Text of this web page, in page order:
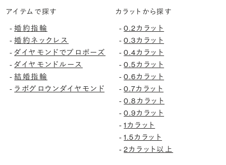
アイテムで探す
-婚約指輪
-婚約ネックレス
-ダイヤモンドでプロポーズ
-ダイヤモンドルース
-結婚指輪
- ラボグロウンダイヤモンド
カラットから探す
-0.2カラット
-0.3カラット
-0.4カラット
-0.5カラット
-0.6カラット
-0.7カラット
-0.8カラット
-0.9カラット
-1カラット
-1.5カラット
-2カラット以上